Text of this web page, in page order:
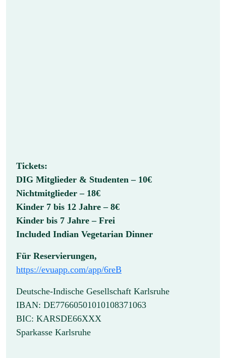
Tickets:
DIG Mitglieder & Studenten – 10€
Nichtmitglieder – 18€
Kinder 7 bis 12 Jahre – 8€
Kinder bis 7 Jahre – Frei
Included Indian Vegetarian Dinner
Für Reservierungen,
https://evuapp.com/app/6reB
Deutsche-Indische Gesellschaft Karlsruhe
IBAN: DE77660501010108371063
BIC: KARSDE66XXX
Sparkasse Karlsruhe